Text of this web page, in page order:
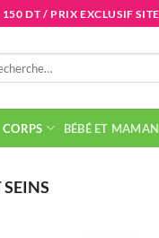
DT / PRIX EXCLUSIF SITE
CORPS BÉBÉ ET MAMAN
SEINS